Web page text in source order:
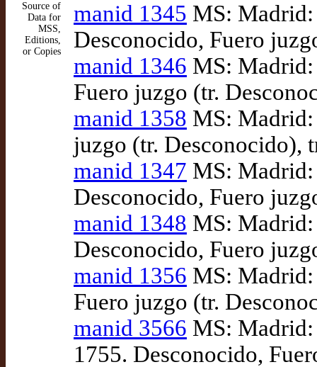
Source of
Data for
MSS,
Editions,
or Copies
manid 1345 MS: Madrid:
Desconocido, Fuero
manid 1346 MS: Madrid:
Fuero juzgo (tr.
manid 1358 MS: Madrid:
juzgo (tr. Desconocido),
manid 1347 MS: Madrid:
Desconocido, Fuero
manid 1348 MS: Madrid:
Desconocido, Fuero
manid 1356 MS: Madrid:
Fuero juzgo (tr.
manid 3566 MS: Madrid:
1755. Desconocido,